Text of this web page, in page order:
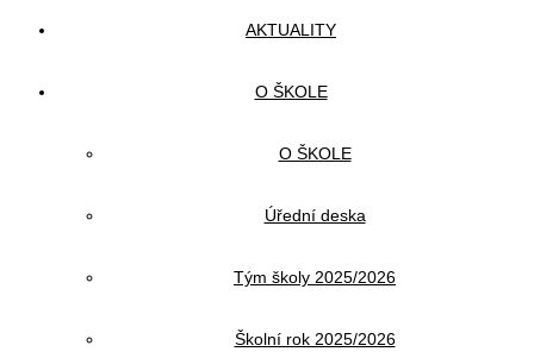
AKTUALITY
O ŠKOLE
O ŠKOLE
Úřední deska
Tým školy 2025/2026
Školní rok 2025/2026